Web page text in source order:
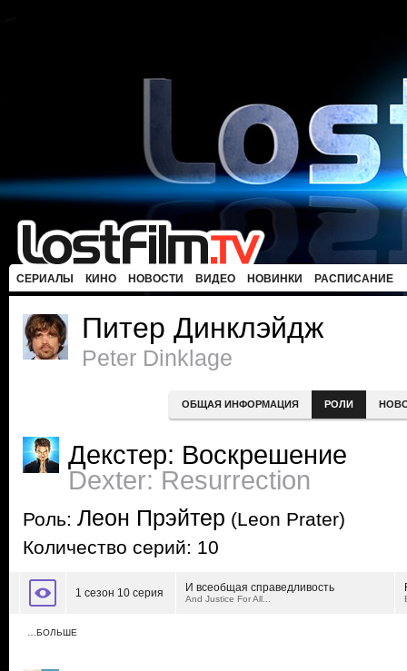
СЕРИАЛЫ КИНО НОВОСТИ ВИДЕО НОВИНКИ РАСПИСАНИЕ
Питер Динклэйдж
Peter Dinklage
ОБЩАЯ ИНФОРМАЦИЯ РОЛИ
Декстер: Воскрешение
Dexter: Resurrection
Роль: Леон Прэйтер (Leon Prater)
Количество серий: 10
1 сезон 10 серия И всеобщая справедливость
And Justice For All...
…БОЛЬШЕ